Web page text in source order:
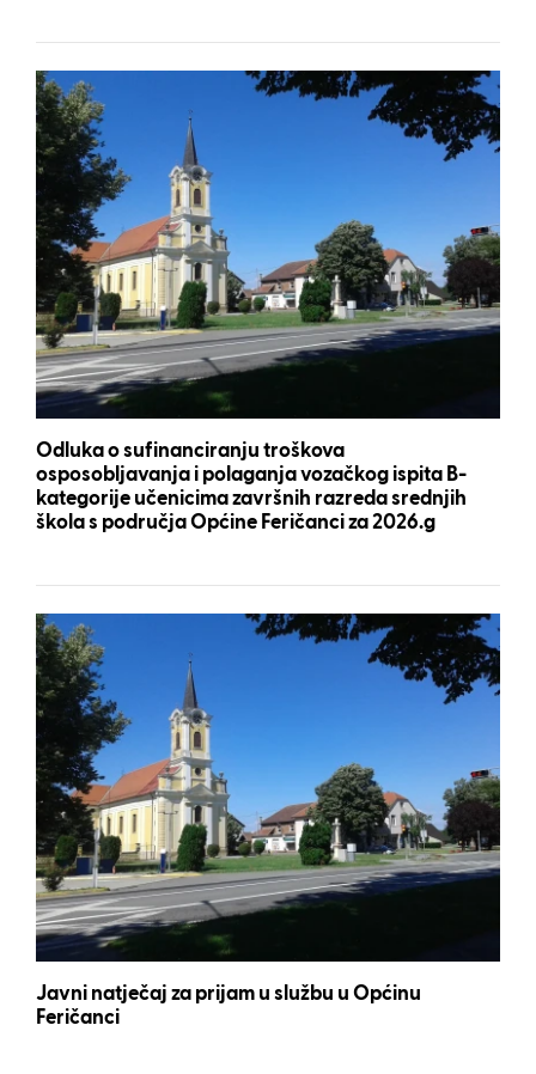
Odluka o sufinanciranju troškova
osposobljavanja i polaganja vozačkog ispita B-
kategorije učenicima završnih razreda srednjih
škola s područja Općine Feričanci za 2026.g
Javni natječaj za prijam u službu u Općinu
Feričanci